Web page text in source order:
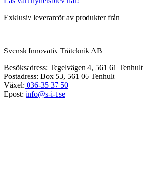
Exklusiv leverantör av produkter från
Svensk Innovativ Träteknik AB
Besöksadress: Tegelvägen 4, 561 61 Tenhult
Postadress: Box 53, 561 06 Tenhult
Växel: 036-35 37 50
Epost: info@s-i-t.se